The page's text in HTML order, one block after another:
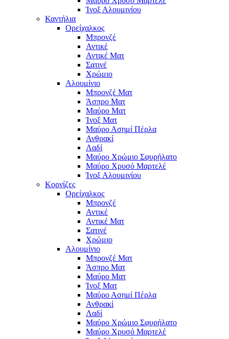
Ίνοξ Αλουμινίου
Καντήλια
Ορείχαλκος
Μπρονζέ
Αντικέ
Αντικέ Ματ
Σατινέ
Χρώμιο
Αλουμίνιο
Μπρονζέ Ματ
Άσπρο Ματ
Μαύρο Ματ
Ίνοξ Ματ
Μαύρο Ασημί Πέρλα
Ανθρακί
Λαδί
Μαύρο Χρώμιο Σφυρήλατο
Μαύρο Χρυσό Μαρτελέ
Ίνοξ Αλουμινίου
Κορνίζες
Ορείχαλκος
Μπρονζέ
Αντικέ
Αντικέ Ματ
Σατινέ
Χρώμιο
Αλουμίνιο
Μπρονζέ Ματ
Άσπρο Ματ
Μαύρο Ματ
Ίνοξ Ματ
Μαύρο Ασημί Πέρλα
Ανθρακί
Λαδί
Μαύρο Χρώμιο Σφυρήλατο
Μαύρο Χρυσό Μαρτελέ